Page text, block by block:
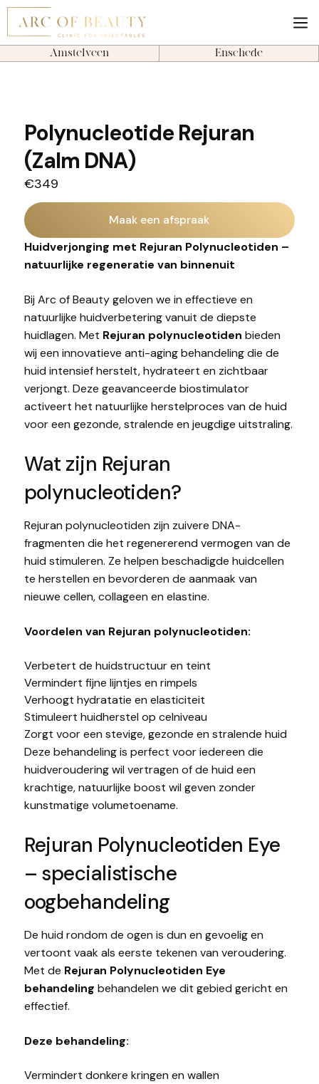
Amstelveen Enschede
Polynucleotide Rejuran
(Zalm DNA)
€349
Maak een afspraak
Huidverjonging met Rejuran Polynucleotiden –
natuurlijke regeneratie van binnenuit
Bij Arc of Beauty geloven we in effectieve en
natuurlijke huidverbetering vanuit de diepste
huidlagen. Met Rejuran polynucleotiden bieden
wij een innovatieve anti-aging behandeling die de
huid intensief herstelt, hydrateert en zichtbaar
verjongt. Deze geavanceerde biostimulator
activeert het natuurlijke herstelproces van de huid
voor een gezonde, stralende en jeugdige uitstraling.
Wat zijn Rejuran
polynucleotiden?
Rejuran polynucleotiden zijn zuivere DNA-
fragmenten die het regenererend vermogen van de
huid stimuleren. Ze helpen beschadigde huidcellen
te herstellen en bevorderen de aanmaak van
nieuwe cellen, collageen en elastine.
Voordelen van Rejuran polynucleotiden:
Verbetert de huidstructuur en teint
Vermindert fijne lijntjes en rimpels
Verhoogt hydratatie en elasticiteit
Stimuleert huidherstel op celniveau
Zorgt voor een stevige, gezonde en stralende huid
Deze behandeling is perfect voor iedereen die
huidveroudering wil vertragen of de huid een
krachtige, natuurlijke boost wil geven zonder
kunstmatige volumetoename.
Rejuran Polynucleotiden Eye
– specialistische
oogbehandeling
De huid rondom de ogen is dun en gevoelig en
vertoont vaak als eerste tekenen van veroudering.
Met de Rejuran Polynucleotiden Eye
behandeling behandelen we dit gebied gericht en
effectief.
Deze behandeling:
Vermindert donkere kringen en wallen